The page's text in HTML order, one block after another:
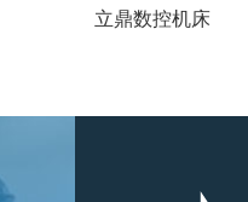
立鼎数控机床